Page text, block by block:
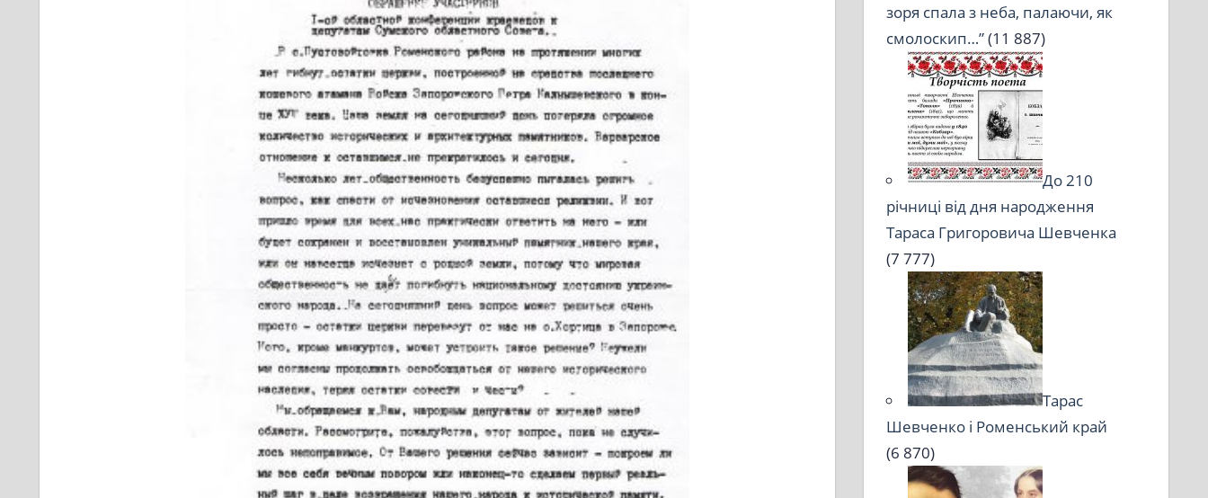
зоря спала з неба, палаючи, як
смолоскип…”(11 887)
До 210
річниці від дня народження
Тараса Григоровича Шевченка
(7 777)
Тарас
Шевченко і Роменський край
(6 870)